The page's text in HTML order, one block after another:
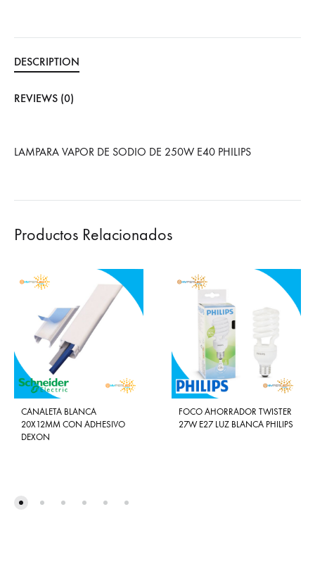
DESCRIPTION
REVIEWS (0)
LAMPARA VAPOR DE SODIO DE 250W E40 PHILIPS
Productos Relacionados
CANALETA BLANCA
20X12MM CON ADHESIVO
DEXON
FOCO AHORRADOR TWISTER
27W E27 LUZ BLANCA PHILIPS